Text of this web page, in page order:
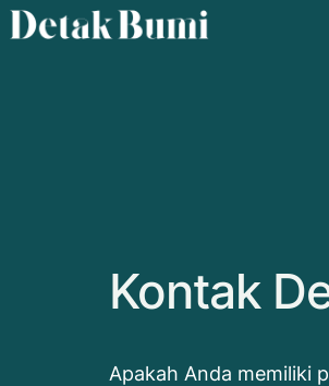
Kontak
Apakah Anda memiliki